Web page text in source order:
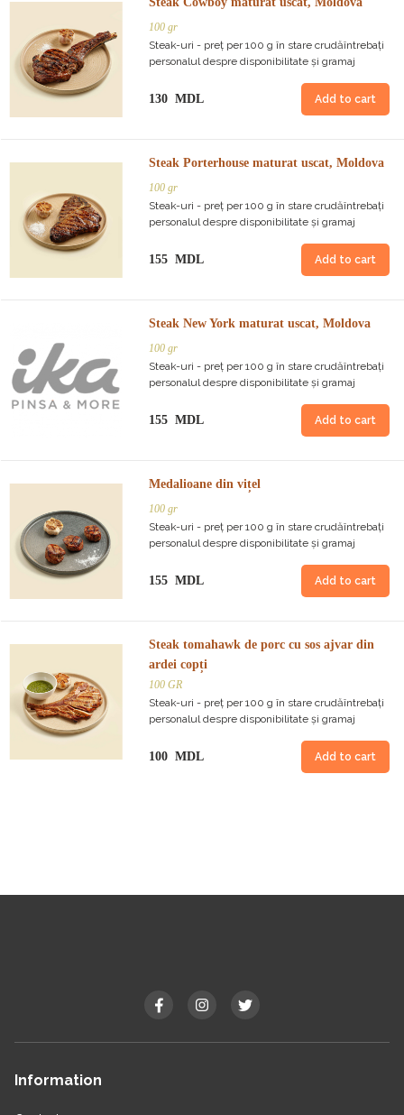
100 gr
Steak-uri - preț per 100 g în stare crudăîntrebați
personalul despre disponibilitate și gramaj
130 MDL Add to cart
Steak Porterhouse maturat uscat, Moldova
100 gr
Steak-uri - preț per 100 g în stare crudăîntrebați
personalul despre disponibilitate și gramaj
155 MDL Add to cart
Steak New York maturat uscat, Moldova
100 gr
Steak-uri - preț per 100 g în stare crudăîntrebați
personalul despre disponibilitate și gramaj
155 MDL Add to cart
Medalioane din vițel
100 gr
Steak-uri - preț per 100 g în stare crudăîntrebați
personalul despre disponibilitate și gramaj
155 MDL Add to cart
Steak tomahawk de porc cu sos ajvar din
ardei copți
100 GR
Steak-uri - preț per 100 g în stare crudăîntrebați
personalul despre disponibilitate și gramaj
100 MDL Add to cart
Information